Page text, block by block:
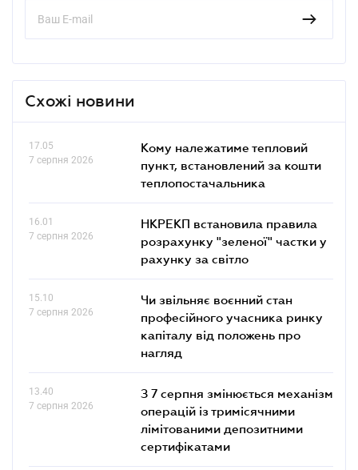
Схожі новини
17.05
7 серпня 2026
Кому належатиме тепловий
пункт, встановлений за кошти
теплопостачальника
16.01
7 серпня 2026
НКРЕКП встановила правила
розрахунку "зеленої" частки у
рахунку за світло
15.10
7 серпня 2026
Чи звільняє воєнний стан
професійного учасника ринку
капіталу від положень про
нагляд
13.40
7 серпня 2026
З 7 серпня змінюється механізм
операцій із тримісячними
лімітованими депозитними
сертифікатами